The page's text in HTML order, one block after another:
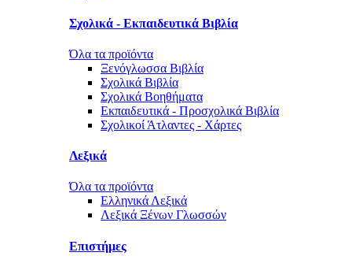
Σχολικά - Εκπαιδευτικά Βιβλία
Όλα τα προϊόντα
Ξενόγλωσσα Βιβλία
Σχολικά Βιβλία
Σχολικά Βοηθήματα
Εκπαιδευτικά - Προσχολικά Βιβλία
Σχολικοί Άτλαντες - Χάρτες
Λεξικά
Όλα τα προϊόντα
Ελληνικά Λεξικά
Λεξικά Ξένων Γλωσσών
Επιστήμες